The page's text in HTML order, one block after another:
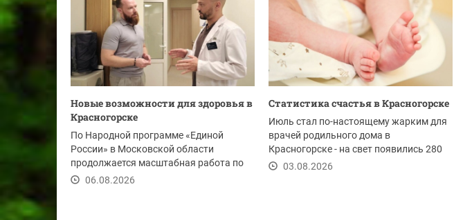
Новые возможности для здоровья в
Красногорске
По Народной программе «Единой
России» в Московской области
продолжается масштабная работа по
развитию и модернизации...
06.08.2026
Статистика счастья в Красногорске
Июль стал по-настоящему жарким для
врачей родильного дома в
Красногорске - на свет появились 280
новых жителей. Это...
03.08.2026